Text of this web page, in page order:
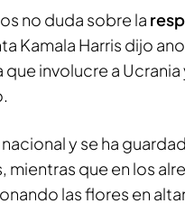
no duda sobre la
Kamala Harris dijo
que involucre a
y se ha
mientras que en los
las flores en